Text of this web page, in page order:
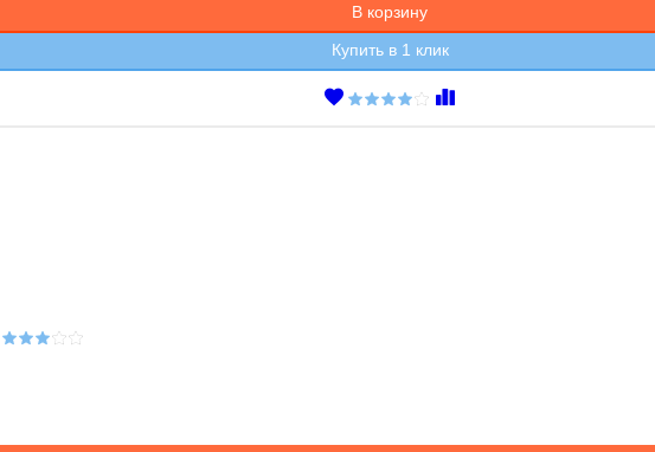
В корзину
Купить в 1 клик